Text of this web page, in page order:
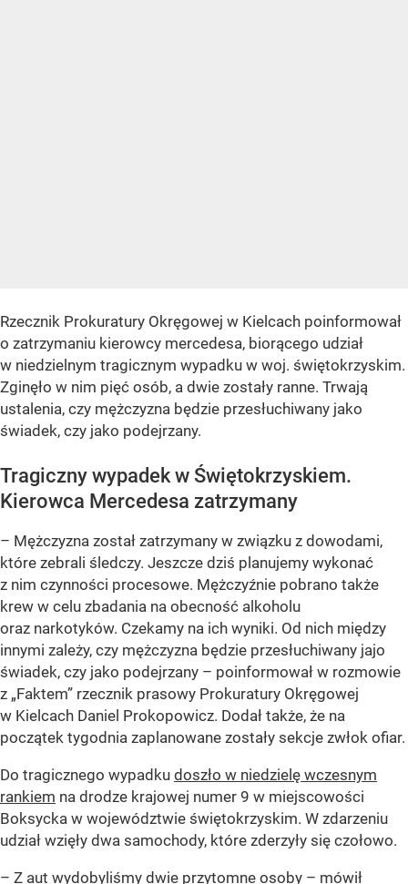
Rzecznik Prokuratury Okręgowej w Kielcach poinformował
o zatrzymaniu kierowcy mercedesa, biorącego udział
w niedzielnym tragicznym wypadku w woj. świętokrzyskim.
Zginęło w nim pięć osób, a dwie zostały ranne. Trwają
ustalenia, czy mężczyzna będzie przesłuchiwany jako
świadek, czy jako podejrzany.
Tragiczny wypadek w Świętokrzyskiem.
Kierowca Mercedesa zatrzymany
– Mężczyzna został zatrzymany w związku z dowodami,
które zebrali śledczy. Jeszcze dziś planujemy wykonać
z nim czynności procesowe. Mężczyźnie pobrano także
krew w celu zbadania na obecność alkoholu
oraz narkotyków. Czekamy na ich wyniki. Od nich między
innymi zależy, czy mężczyzna będzie przesłuchiwany jajo
świadek, czy jako podejrzany – poinformował w rozmowie
z „Faktem” rzecznik prasowy Prokuratury Okręgowej
w Kielcach Daniel Prokopowicz. Dodał także, że na
początek tygodnia zaplanowane zostały sekcje zwłok ofiar.
Do tragicznego wypadku doszło w niedzielę wczesnym
rankiem na drodze krajowej numer 9 w miejscowości
Boksycka w województwie świętokrzyskim. W zdarzeniu
udział wzięły dwa samochody, które zderzyły się czołowo.
– Z aut wydobyliśmy dwie przytomne osoby – mówił